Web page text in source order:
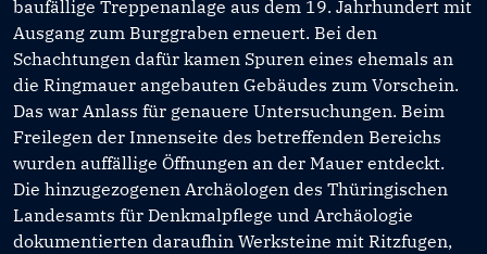
baufällige Treppenanlage aus dem 19. Jahrhundert mit
Ausgang zum Burggraben erneuert. Bei den
Schachtungen dafür kamen Spuren eines ehemals an
die Ringmauer angebauten Gebäudes zum Vorschein.
Das war Anlass für genauere Untersuchungen. Beim
Freilegen der Innenseite des betreffenden Bereichs
wurden auffällige Öffnungen an der Mauer entdeckt.
Die hinzugezogenen Archäologen des Thüringischen
Landesamts für Denkmalpflege und Archäologie
dokumentierten daraufhin Werksteine mit Ritzfugen,